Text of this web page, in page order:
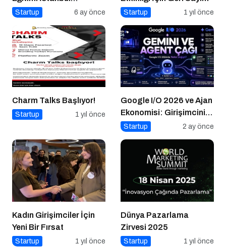
Üniversitesi’nde
Startup 6 ay önce Startup 1 yıl önce
Charm Talks Başlıyor!
Startup 1 yıl önce
Google I/O 2026 ve Ajan
Ekonomisi: Girişimcinin
Yeni Rakibi Arama
Startup 2 ay önce
Kadın Girişimciler İçin
Yeni Bir Fırsat
Startup 1 yıl önce
Dünya Pazarlama
Zirvesi 2025
Startup 1 yıl önce